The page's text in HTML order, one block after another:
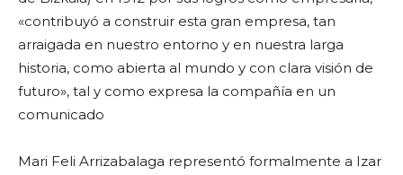
«contribuyó a construir esta gran empresa, tan
arraigada en nuestro entorno y en nuestra larga
historia, como abierta al mundo y con clara visión de
futuro», tal y como expresa la compañía en un
comunicado
Mari Feli Arrizabalaga representó formalmente a Izar